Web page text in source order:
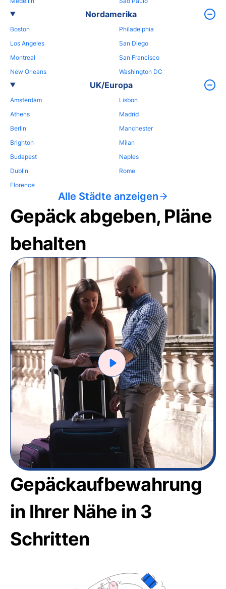
Nordamerika
Boston
Los Angeles
Montreal
New Orleans
Philadelphia
San Diego
San Francisco
Washington DC
UK/Europa
Amsterdam
Athens
Berlin
Brighton
Budapest
Dublin
Florence
Lisbon
Madrid
Manchester
Milan
Naples
Rome
Alle Städte anzeigen
Gepäck abgeben, Pläne
behalten
Gepäckaufbewahrung
in Ihrer Nähe in 3
Schritten